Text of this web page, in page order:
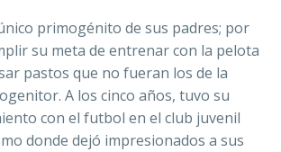
primogénito de sus padres; por
su meta de entrenar con la pelota
pastos que no fueran los de la
A los cinco años, tuvo su
con el futbol en el club juvenil
donde dejó impresionados a sus